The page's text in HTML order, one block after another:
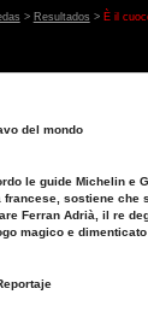
> Resultados > È il
del mondo
le guide Michelin e
sostiene che
Ferran Adrià, il re
magico e